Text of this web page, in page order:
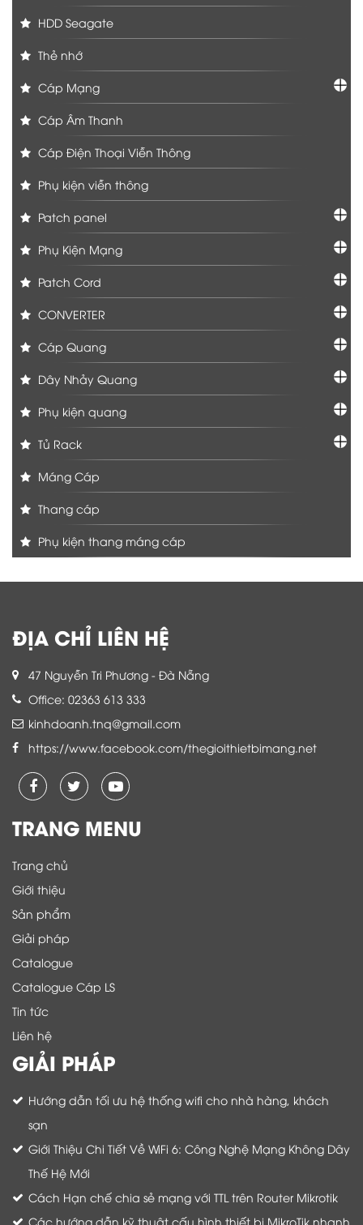
HDD Seagate
Thẻ nhớ
Cáp Mạng
Cáp Âm Thanh
Cáp Điện Thoại Viễn Thông
Phụ kiện viễn thông
Patch panel
Phụ Kiện Mạng
Patch Cord
CONVERTER
Cáp Quang
Dây Nhảy Quang
Phụ kiện quang
Tủ Rack
Máng Cáp
Thang cáp
Phụ kiện thang máng cáp
ĐỊA CHỈ LIÊN HỆ
47 Nguyễn Tri Phương - Đà Nẵng
Office: 02363 613 333
kinhdoanh.tnq@gmail.com
https://www.facebook.com/thegioithietbimang.net
TRANG MENU
Trang chủ
Giới thiệu
Sản phẩm
Giải pháp
Catalogue
Catalogue Cáp LS
Tin tức
Liên hệ
GIẢI PHÁP
Hướng dẫn tối ưu hệ thống wifi cho nhà hàng, khách
sạn
Giới Thiệu Chi Tiết Về WiFi 6: Công Nghệ Mạng Không Dây
Thế Hệ Mới
Cách Hạn chế chia sẻ mạng với TTL trên Router Mikrotik
Các hướng dẫn kỹ thuật cấu hình thiết bị MikroTik nhanh